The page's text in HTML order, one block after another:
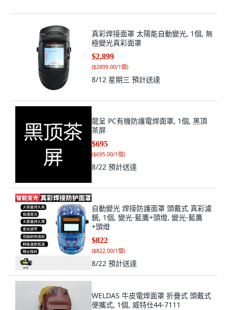
真彩焊接面罩 太陽能自動變光, 1個, 無
極變光真彩面罩
$2,899
($2899.00/1個)
8/12 星期三 預計送達
龍呈 PC有機防護電焊面罩, 1個, 黑頂
茶屏
$695
($695.00/1個)
8/22 預計送達
自動變光 焊接防護面罩 頭戴式 真彩濾
鏡, 1個, 變光-藍鷹+頭燈, 變光-藍鷹
+頭燈
$822
($822.00/1個)
8/22 預計送達
WELDAS 牛皮電焊面罩 折疊式 頭戴式
便攜式, 1個, 威特仕44-7111